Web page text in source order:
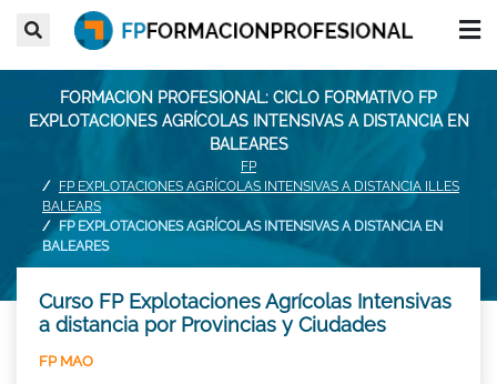
FORMACION PROFESIONAL: CICLO FORMATIVO FP
EXPLOTACIONES AGRÍCOLAS INTENSIVAS A DISTANCIA EN
BALEARES
FP
FP EXPLOTACIONES AGRÍCOLAS INTENSIVAS A DISTANCIA ILLES
BALEARS
FP EXPLOTACIONES AGRÍCOLAS INTENSIVAS A DISTANCIA EN
BALEARES
Curso FP Explotaciones Agrícolas Intensivas
a distancia por Provincias y Ciudades
FP MAO